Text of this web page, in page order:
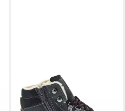
MUSTANG SHOES
Sneakerboots
44,45 € UVP49,95 €